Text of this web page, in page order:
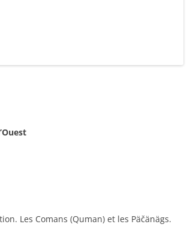
Les Comans (Quman) et les Päčänägs.